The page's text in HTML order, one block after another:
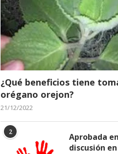
¿Qué beneficios tiene
orégano orejon?
21/12/2022
2
Aprobada
discusión